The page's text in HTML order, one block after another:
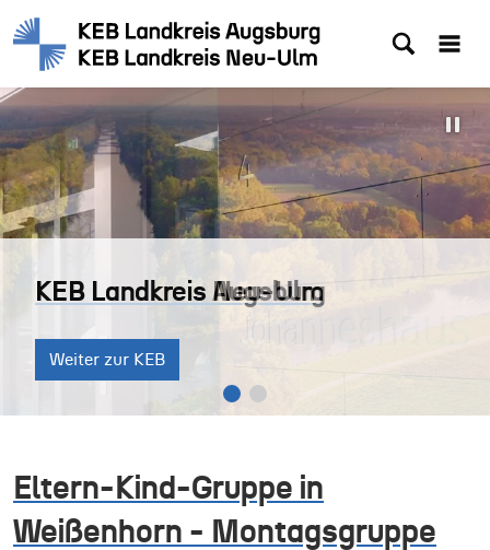
KEB Landkreis Augsburg
Weiter zur KEB
KEB Landkreis Neu-Ulm
Weiter zur KEB
KEB Landkreis Augsburg
Weiter zur KEB
Eltern-Kind-Gruppe in
Weißenhorn - Montagsgruppe